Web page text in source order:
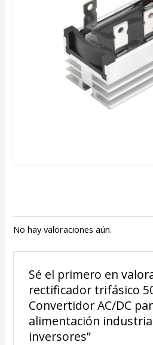
No hay valoraciones aún.
Sé el primero en
rectificador trifásico
Convertidor AC/DC
alimentación
inversores”